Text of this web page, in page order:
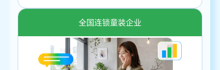
全国连锁童装企业